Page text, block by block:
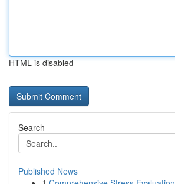
HTML is disabled
Search
Published News